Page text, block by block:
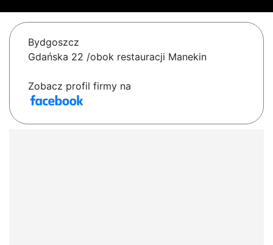
Bydgoszcz
Gdańska 22 /obok restauracji Manekin
Zobacz profil firmy na